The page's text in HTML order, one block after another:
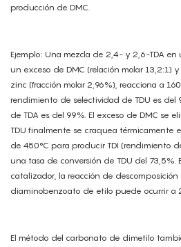
producción de DMC.
Ejemplo: Una mezcla de 2,4- y 2,6-TDA
un exceso de DMC (relación molar
zinc (fracción molar 2,96%), reacciona a
rendimiento de selectividad de TDU es del
de TDA es del 99%. El exceso de DMC se
TDU finalmente se craquea térmicamente
de 450°C para producir TDI (rendimiento
una tasa de conversión de TDU del 73,5%.
catalizador, la reacción de
diaminobenzoato de etilo puede ocurrir a
El método del carbonato de dimetilo